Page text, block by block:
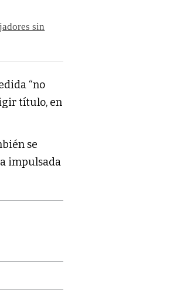
sin
“no
título, en
se
impulsada